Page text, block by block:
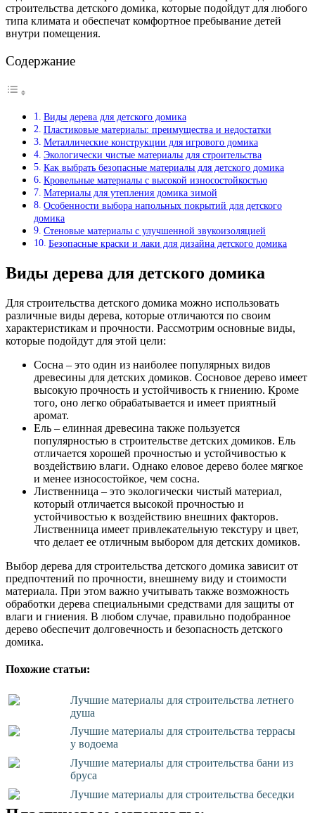
строительства детского домика, которые подойдут для любого
типа климата и обеспечат комфортное пребывание детей
внутри помещения.
Содержание
Виды дерева для детского домика
Пластиковые материалы: преимущества и недостатки
Металлические конструкции для игрового домика
Экологически чистые материалы для строительства
Как выбрать безопасные материалы для детского домика
Кровельные материалы с высокой износостойкостью
Материалы для утепления домика зимой
Особенности выбора напольных покрытий для детского
домика
Стеновые материалы с улучшенной звукоизоляцией
Безопасные краски и лаки для дизайна детского домика
Виды дерева для детского домика
Для строительства детского домика можно использовать
различные виды дерева, которые отличаются по своим
характеристикам и прочности. Рассмотрим основные виды,
которые подойдут для этой цели:
Сосна – это один из наиболее популярных видов
древесины для детских домиков. Сосновое дерево имеет
высокую прочность и устойчивость к гниению. Кроме
того, оно легко обрабатывается и имеет приятный
аромат.
Ель – елинная древесина также пользуется
популярностью в строительстве детских домиков. Ель
отличается хорошей прочностью и устойчивостью к
воздействию влаги. Однако еловое дерево более мягкое
и менее износостойкое, чем сосна.
Лиственница – это экологически чистый материал,
который отличается высокой прочностью и
устойчивостью к воздействию внешних факторов.
Лиственница имеет привлекательную текстуру и цвет,
что делает ее отличным выбором для детских домиков.
Выбор дерева для строительства детского домика зависит от
предпочтений по прочности, внешнему виду и стоимости
материала. При этом важно учитывать также возможность
обработки дерева специальными средствами для защиты от
влаги и гниения. В любом случае, правильно подобранное
дерево обеспечит долговечность и безопасность детского
домика.
Похожие статьи:
Лучшие материалы для строительства летнего
душа
Лучшие материалы для строительства террасы
у водоема
Лучшие материалы для строительства бани из
бруса
Лучшие материалы для строительства беседки